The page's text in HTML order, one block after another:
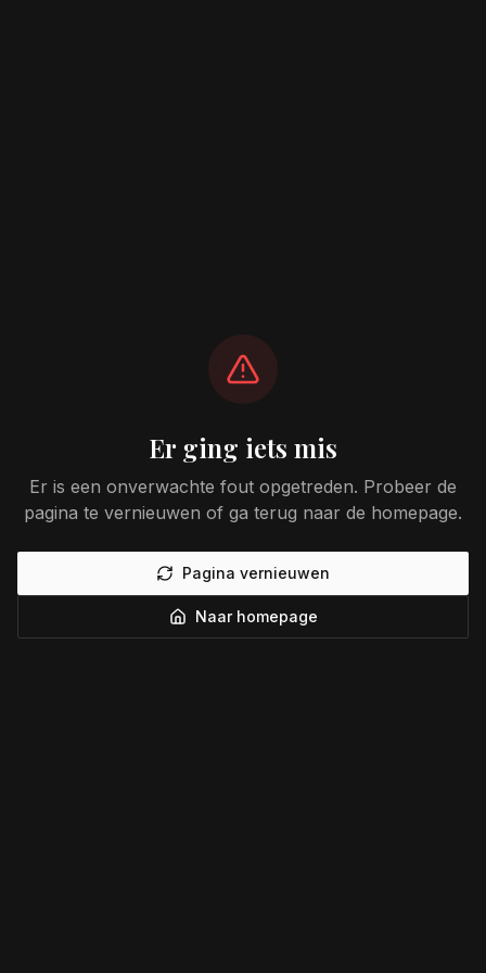
Er ging iets mis
Er is een onverwachte fout opgetreden. Probeer de
pagina te vernieuwen of ga terug naar de homepage.
Pagina vernieuwen
Naar homepage